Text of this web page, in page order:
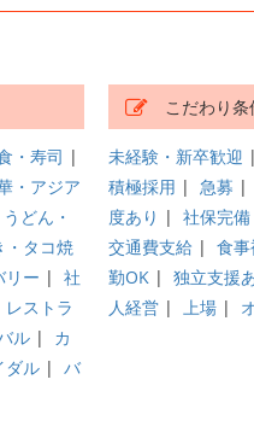
・寿司 |
・アジア
うどん・
・タコ焼
リー | 社
レストラ
ル | カ
ダル | バ
こだわり条
未経験・新卒歓迎 |
積極採用 | 急募 |
度あり | 社保完備
交通費支給 | 食事
勤OK| 独立支援
人経営| 上場|